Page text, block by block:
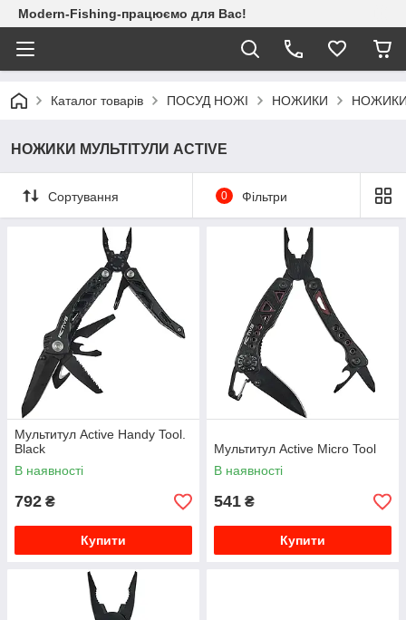
Modern-Fishing-працюємо для Вас!
Каталог товарів ПОСУД НОЖІ НОЖИКИ НОЖИКИ
НОЖИКИ МУЛЬТІТУЛИ ACTIVE
Сортування 0 Фільтри
Мультитул Active Handy Tool.
Black
В наявності
792 ₴
Купити
Мультитул Active Micro Tool
В наявності
541 ₴
Купити